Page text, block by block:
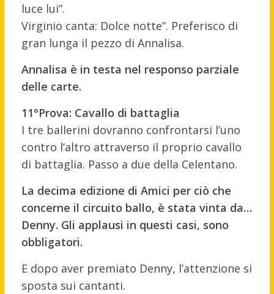
luce lui”.
Virginio canta: Dolce notte”. Preferisco di
gran lunga il pezzo di Annalisa.
Annalisa è in testa nel responso parziale
delle carte.
11°Prova: Cavallo di battaglia
I tre ballerini dovranno confrontarsi l’uno
contro l’altro attraverso il proprio cavallo
di battaglia. Passo a due della Celentano.
La decima edizione di Amici per ciò che
concerne il circuito ballo, è stata vinta da…
Denny. Gli applausi in questi casi, sono
obbligatori.
E dopo aver premiato Denny, l’attenzione si
sposta sui cantanti.